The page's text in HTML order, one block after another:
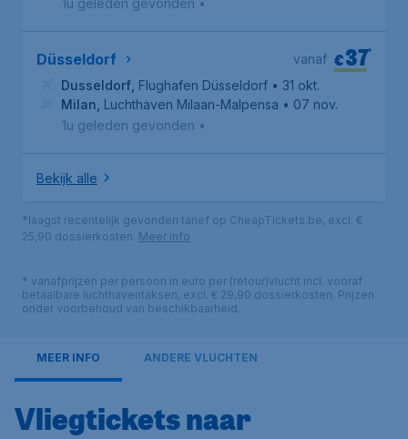
1u geleden gevonden •
Düsseldorf €37*
vanaf
Dusseldorf Flughafen Düsseldorf • 31 okt.
Milan Luchthaven Milaan-Malpensa • 07 nov.
1u geleden gevonden •
Bekijk alle
*laagst recentelijk gevonden tarief op CheapTickets.be, excl. €
25,90 dossierkosten. Meer info
* vanafprijzen per persoon in euro per (retour)vlucht incl. vooraf
betaalbare luchthaventaksen, excl. € 29,90 dossierkosten. Prijzen
onder voorbehoud van beschikbaarheid.
MEER INFO ANDERE VLUCHTEN
Vliegtickets naar